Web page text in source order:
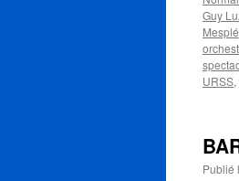
Guy
Mesplé
URSS,
Publié